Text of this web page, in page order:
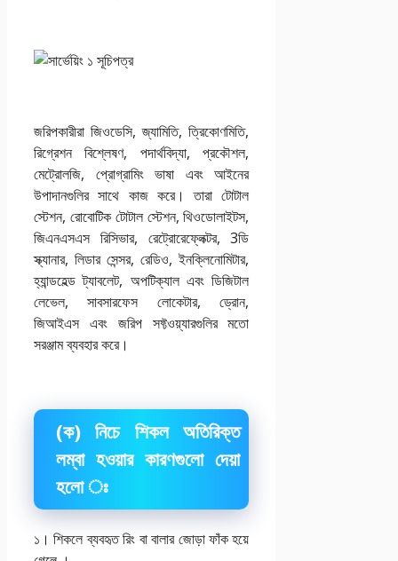
জরিপকারীরা জিওডেসি, জ্যামিতি, ত্রিকোণমিতি,
রিগ্রেশন বিশ্লেষণ, পদার্থবিদ্যা, প্রকৌশল,
মেট্রোলজি, প্রোগ্রামিং ভাষা এবং আইনের
উপাদানগুলির সাথে কাজ করে। তারা টোটাল
স্টেশন, রোবোটিক টোটাল স্টেশন, থিওডোলাইটস,
জিএনএসএস রিসিভার, রেট্রোরেফ্লেক্টর, 3ডি
স্ক্যানার, লিডার সেন্সর, রেডিও, ইনক্লিনোমিটার,
হ্যান্ডহেল্ড ট্যাবলেট, অপটিক্যাল এবং ডিজিটাল
লেভেল, সাবসারফেস লোকেটার, ড্রোন,
জিআইএস এবং জরিপ সফ্টওয়্যারগুলির মতো
সরঞ্জাম ব্যবহার করে।
(ক) নিচে শিকল অতিরিক্ত
লম্বা হওয়ার কারণগুলো দেয়া
হলো ঃ
১। শিকলে ব্যবহৃত রিং বা বালার জোড়া ফাঁক হয়ে